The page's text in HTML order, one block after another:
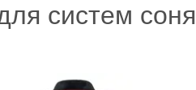
систем